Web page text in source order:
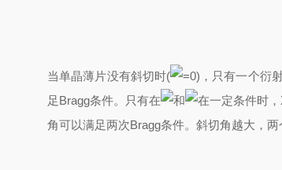
当单晶薄片没有斜切时( =0)，只有一个衍
足Bragg条件。只有在
和 在一定条件时
角可以满足两次Bragg条件。斜切角越大，